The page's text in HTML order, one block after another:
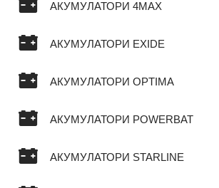
АКУМУЛАТОРИ 4MAX
АКУМУЛАТОРИ EXIDE
АКУМУЛАТОРИ OPTIMA
АКУМУЛАТОРИ POWERBAT
АКУМУЛАТОРИ STARLINE